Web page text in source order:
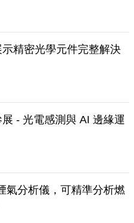
精密光學元件完整解決
- 光電感測與 AI 邊緣運
氣分析儀，可精準分析燃